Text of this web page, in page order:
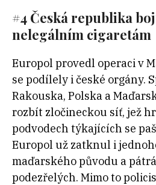
#4 Česká republika
nelegálním cigaretám
Europol provedl operaci v
se podílely i české orgány.
Rakouska, Polska a
rozbít zločineckou síť, jež
podvodech týkajících se
Europol už zatknul i
maďarského původu a
podezřelých. Mimo to